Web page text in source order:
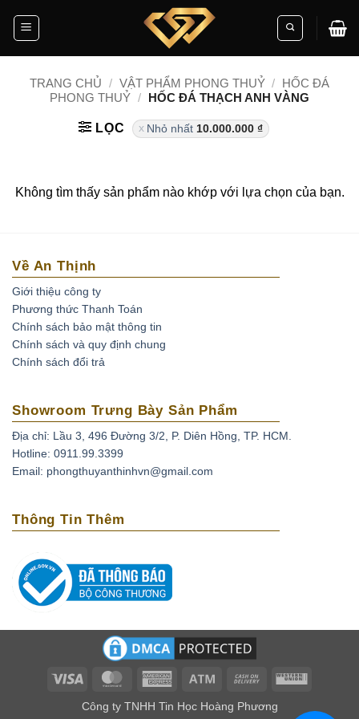
TRANG CHỦ / VẬT PHẨM PHONG THUỶ / HỐC ĐÁ
PHONG THUỶ / HỐC ĐÁ THẠCH ANH VÀNG
LỌC Nhỏ nhất 10.000.000 ₫
Không tìm thấy sản phẩm nào khớp với lựa chọn của bạn.
Về An Thịnh
Giới thiệu công ty
Phương thức Thanh Toán
Chính sách bảo mật thông tin
Chính sách và quy định chung
Chính sách đổi trả
Showroom Trưng Bày Sản Phẩm
Địa chỉ: Lầu 3, 496 Đường 3/2, P. Diên Hồng, TP. HCM.
Hotline: 0911.99.3399
Email: phongthuyanthinhvn@gmail.com
Thông Tin Thêm
Visa MasterCardAmerican
Atm
Cash
Delivery
Western
Công ty TNHH Tin Học Hoàng Phương